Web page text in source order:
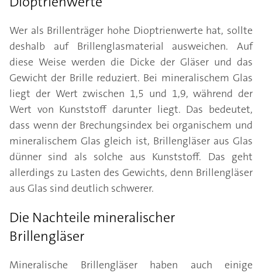
Wer als Brillenträger hohe Dioptrienwerte hat, sollte
deshalb auf Brillenglasmaterial ausweichen. Auf
diese Weise werden die Dicke der Gläser und das
Gewicht der Brille reduziert. Bei mineralischem Glas
liegt der Wert zwischen 1,5 und 1,9, während der
Wert von Kunststoff darunter liegt. Das bedeutet,
dass wenn der Brechungsindex bei organischem und
mineralischem Glas gleich ist, Brillengläser aus Glas
dünner sind als solche aus Kunststoff. Das geht
allerdings zu Lasten des Gewichts, denn Brillengläser
aus Glas sind deutlich schwerer.
Die Nachteile mineralischer
Brillengläser
Mineralische Brillengläser haben auch einige